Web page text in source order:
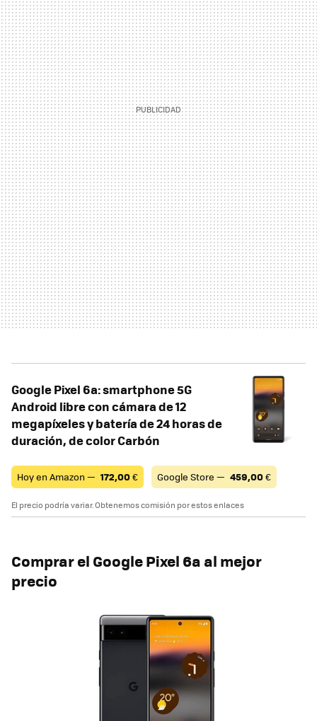
Google Pixel 6a: smartphone 5G
Android libre con cámara de 12
megapíxeles y batería de 24 horas de
duración, de color Carbón
Hoy en Amazon — 172,00€ Google Store — 459,00€
El precio podría variar. Obtenemos comisión por estos enlaces
Comprar el Google Pixel 6a al mejor
precio